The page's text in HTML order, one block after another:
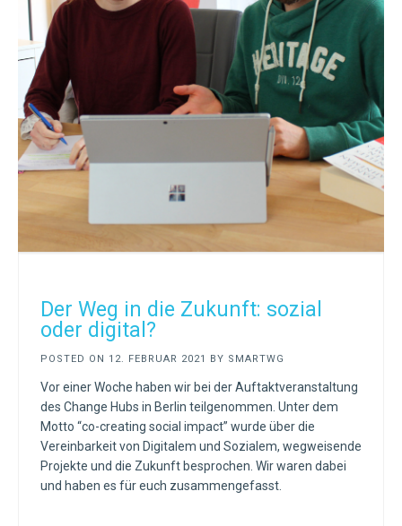
Der Weg in die Zukunft: sozial
oder digital?
POSTED ON 12. FEBRUAR 2021 BY SMARTWG
Vor einer Woche haben wir bei der Auftaktveranstaltung
des Change Hubs in Berlin teilgenommen. Unter dem
Motto “co-creating social impact” wurde über die
Vereinbarkeit von Digitalem und Sozialem, wegweisende
Projekte und die Zukunft besprochen. Wir waren dabei
und haben es für euch zusammengefasst.